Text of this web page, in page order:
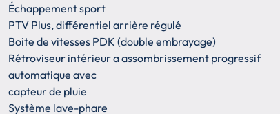
Échappement sport
PTV Plus, différentiel arrière régulé
Boite de vitesses PDK (double embrayage)
Rétroviseur intérieur a assombrissement progressif
automatique avec
capteur de pluie
Système lave-phare